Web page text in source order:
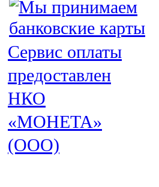
Сервис оплаты
предоставлен
НКО
«МОНЕТА»
(ООО)